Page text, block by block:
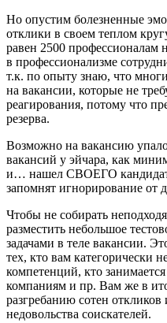
Но опустим болезненные
отклики в своем теплом
равен 2500 профессионалам
в профессионализме
т.к. по опыту знаю, что
на вакансии, которые не
реагирования, потому что
резерва.
Возможно на вакансию
вакансий у эйчара, как
и… нашел СВОЕГО
запомнят игнорирование от
Чтобы не собирать
разместить небольшое
задачами в теле вакансии.
тех, кто вам категорически
компетенций, кто
компаниям и пр. Вам же в
разгребанию сотен
недовольства соискателей.